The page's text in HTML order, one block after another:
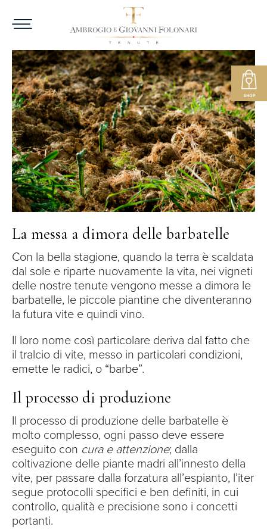
La messa a dimora delle barbatelle
Con la bella stagione, quando la terra è scaldata
dal sole e riparte nuovamente la vita, nei vigneti
delle nostre tenute vengono messe a dimora le
barbatelle, le piccole piantine che diventeranno
la futura vite e quindi vino.
Il loro nome così particolare deriva dal fatto che
il tralcio di vite, messo in particolari condizioni,
emette le radici, o “barbe”.
Il processo di produzione
Il processo di produzione delle barbatelle è
molto complesso, ogni passo deve essere
eseguito con cura e attenzione; dalla
coltivazione delle piante madri all’innesto della
vite, per passare dalla forzatura all’espianto, l’iter
segue protocolli specifici e ben definiti, in cui
controllo, qualità e precisione sono i concetti
portanti.